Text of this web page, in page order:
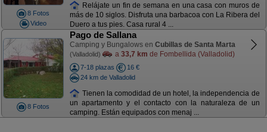
8 Fotos
Video
Relájate un fin de semana en una casa con muros de
más de 10 siglos. Disfruta una barbacoa con La Ribera del
Duero a tus pies. Casa rural 4 ...
8 Fotos
Pago de Sallana
Camping y Bungalows en Cubillas de Santa Marta
(Valladolid) a 33,7 km de Fombellida (Valladolid)
7-18 plazas
16 €
24 km de Valladolid
Tienen la comodidad de un hotel, la independencia de
un apartamento y el contacto con la naturaleza de un
camping. Están equipados con menaj ...